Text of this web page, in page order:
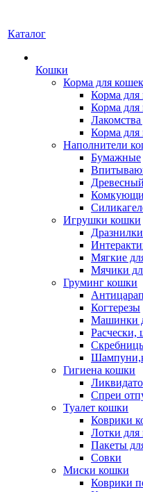
Каталог
Кошки
Корма для кошек
Корма для
Корма
Корма для
Наполнители
Бумажные
Древесный
Игрушки кошки
Дразнилки
Мягкие
Мячики
Груминг кошки
Когтерезы
Машинки
Расчески,
Гигиена кошки
Спреи
Туалет кошки
Коврики
Лотки для
Пакеты
Совки
Миски кошки
Коврики